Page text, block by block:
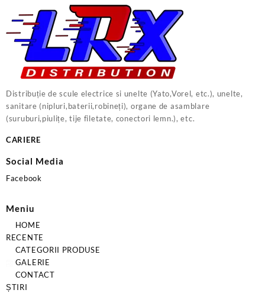
Distribuție de scule electrice si unelte (Yato,Vorel, etc.), unelte,
sanitare (nipluri,baterii,robineți), organe de asamblare
(suruburi,piulițe, tije filetate, conectori lemn.), etc.
CARIERE
Social Media
Facebook
Meniu
HOME
RECENTE
CATEGORII PRODUSE
GALERIE
CONTACT
ȘTIRI